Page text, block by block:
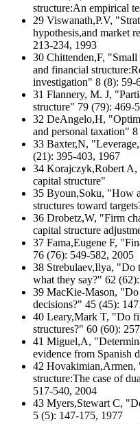
structure:An empirical
29 Viswanath,P.V,
hypothesis,and market
213-234, 1993
30 Chittenden,F,
and financial
investigation" 8 (8): 59-
31 Flannery, M. J,
structure" 79 (79): 469-
32 DeAngelo,H,
and personal taxation"
33 Baxter,N,
(21): 395-403, 1967
34 Korajczyk,Robert A,
capital structure"
35 Byoun,Soku, "How
structures toward
36 Drobetz,W, "Firm
capital structure
37 Fama,Eugene F,
76 (76): 549-582, 2005
38 Strebulaev,Ilya, "Do
what they say?" 62
39 MacKie-Mason, "Do
decisions?" 45 (45):
40 Leary,Mark T, "Do
structures?" 60 (60):
41 Miguel,A,
evidence from Spanish
42 Hovakimian,Armen,
structure:The case of
517-540, 2004
43 Myers,Stewart C,
5 (5): 147-175, 1977